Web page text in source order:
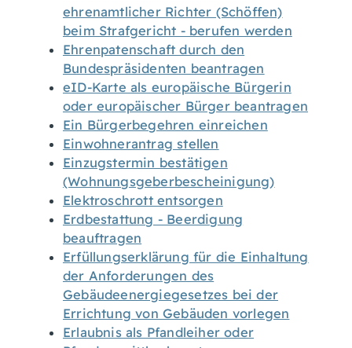
ehrenamtlicher Richter (Schöffen)
beim Strafgericht - berufen werden
Ehrenpatenschaft durch den
Bundespräsidenten beantragen
eID-Karte als europäische Bürgerin
oder europäischer Bürger beantragen
Ein Bürgerbegehren einreichen
Einwohnerantrag stellen
Einzugstermin bestätigen
(Wohnungsgeberbescheinigung)
Elektroschrott entsorgen
Erdbestattung - Beerdigung
beauftragen
Erfüllungserklärung für die Einhaltung
der Anforderungen des
Gebäudeenergiegesetzes bei der
Errichtung von Gebäuden vorlegen
Erlaubnis als Pfandleiher oder